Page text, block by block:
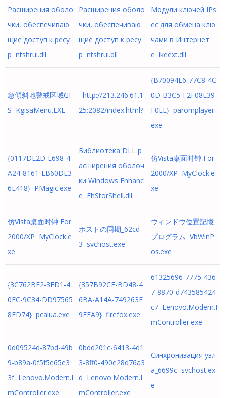
Расширения оболо
чки, обеспечиваю
щие доступ к ресу
р ntshrui.dll
Расширения оболо
чки, обеспечиваю
щие доступ к ресу
р ntshrui.dll
Модули ключей IPs
ec для обмена клю
чами в Интернет
е ikeext.dll
急傾斜地警戒区域GI
S KgisaMenu.EXE
http://213.246.61.1
25:2082/index.html?
{B70094E6-77C8-4C
0D-B3C5-F2F08E39
F0EE} paromplayer.
exe
{0117DE2D-E698-4
A24-8161-EB60DE3
6E418} PMagic.exe
Библиотека DLL р
асширения оболоч
ки Windows Enhanc
e EhStorShell.dll
仿Vista桌面时钟 For
2000/XP MyClock.e
xe
仿Vista桌面时钟 For
2000/XP MyClock.e
xe
ホストの同期_62cd
3 svchost.exe
ウィンドウ位置記憶
プログラム VbWinP
os.exe
{3C762BE2-3FD1-4
0FC-9C34-DD97565
8ED74} pcalua.exe
{357B92CE-BD48-4
6BA-A14A-749263F
9FFA9} firefox.exe
61325696-7775-436
7-8870-d743585424
c7 Lenovo.Modern.I
mController.exe
0d09524d-87bd-49b
9-b89a-0f5f5e65e3
3f Lenovo.Modern.I
mController.exe
0bdd201c-6413-4d1
3-8ff0-490e28d76a3
d Lenovo.Modern.I
mController.exe
Синхронизация узл
а_6699c svchost.ex
e